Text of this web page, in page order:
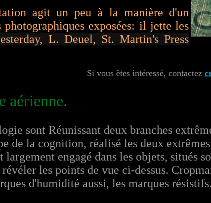
agit un peu à la manière d'un
exposées: il jette les
L. Deuel, St. Martin's Press
Si vous êtes intéressé, contactez
aérienne.
sont Réunissant deux branches
de la cognition, réalisé les deux
engagé dans les objets, situés
les points de vue ci-dessus.
d'humidité aussi, les marques résistifs.